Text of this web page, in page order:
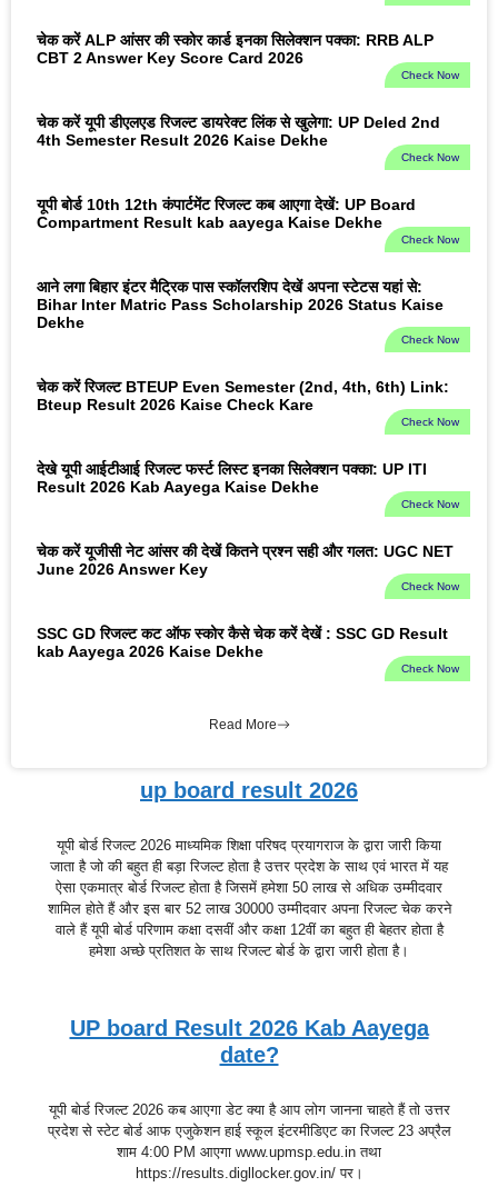
चेक करें ALP आंसर की स्कोर कार्ड इनका सिलेक्शन पक्का: RRB ALP
CBT 2 Answer Key Score Card 2026
Check Now
चेक करें यूपी डीएलएड रिजल्ट डायरेक्ट लिंक से खुलेगा: UP Deled 2nd
4th Semester Result 2026 Kaise Dekhe
Check Now
यूपी बोर्ड 10th 12th कंपार्टमेंट रिजल्ट कब आएगा देखें: UP Board
Compartment Result kab aayega Kaise Dekhe
Check Now
आने लगा बिहार इंटर मैट्रिक पास स्कॉलरशिप देखें अपना स्टेटस यहां से:
Bihar Inter Matric Pass Scholarship 2026 Status Kaise
Dekhe
Check Now
चेक करें रिजल्ट BTEUP Even Semester (2nd, 4th, 6th) Link:
Bteup Result 2026 Kaise Check Kare
Check Now
देखे यूपी आईटीआई रिजल्ट फर्स्ट लिस्ट इनका सिलेक्शन पक्का: UP ITI
Result 2026 Kab Aayega Kaise Dekhe
Check Now
चेक करें यूजीसी नेट आंसर की देखें कितने प्रश्न सही और गलत: UGC NET
June 2026 Answer Key
Check Now
SSC GD रिजल्ट कट ऑफ स्कोर कैसे चेक करें देखें : SSC GD Result
kab Aayega 2026 Kaise Dekhe
Check Now
Read More
up board result 2026
यूपी बोर्ड रिजल्ट 2026 माध्यमिक शिक्षा परिषद प्रयागराज के द्वारा जारी किया
जाता है जो की बहुत ही बड़ा रिजल्ट होता है उत्तर प्रदेश के साथ एवं भारत में यह
ऐसा एकमात्र बोर्ड रिजल्ट होता है जिसमें हमेशा 50 लाख से अधिक उम्मीदवार
शामिल होते हैं और इस बार 52 लाख 30000 उम्मीदवार अपना रिजल्ट चेक करने
वाले हैं यूपी बोर्ड परिणाम कक्षा दसवीं और कक्षा 12वीं का बहुत ही बेहतर होता है
हमेशा अच्छे प्रतिशत के साथ रिजल्ट बोर्ड के द्वारा जारी होता है।
UP board Result 2026 Kab Aayega
date?
यूपी बोर्ड रिजल्ट 2026 कब आएगा डेट क्या है आप लोग जानना चाहते हैं तो उत्तर
प्रदेश से स्टेट बोर्ड आफ एजुकेशन हाई स्कूल इंटरमीडिएट का रिजल्ट 23 अप्रैल
शाम 4:00 PM आएगा www.upmsp.edu.in तथा
https://results.digllocker.gov.in/ पर।